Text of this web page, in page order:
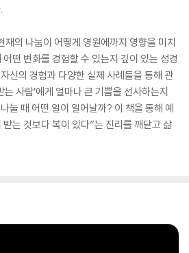
재의 나눔이 어떻게 영원에까지 영향을 미치
떤 변화를 경험할 수 있는지 깊이 있는 성경
신의 경험과 다양한 실제 사례들을 통해 관
는 사람’에게 얼마나 큰 기쁨을 선사하는지
눌 때 어떤 일이 일어날까? 이 책을 통해 예
는 것보다 복이 있다”는 진리를 깨닫고 삶